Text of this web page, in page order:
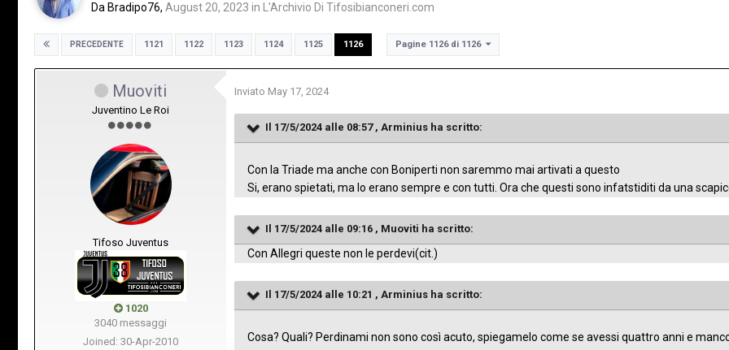
Da Bradipo76, August 20, 2023 in L'Archivio Di Tifosibianconeri.com
PRECEDENTE 1121 1122 1123 1124 1125 1126 Pagine 1126 di 1126
Muoviti
Juventino Le Roi
Tifoso Juventus
1020
3040 messaggi
Joined: 30-Apr-2010
Inviato May 17, 2024
Il 17/5/2024 alle 08:57 , Arminius ha scritto:
Con la Triade ma anche con Boniperti non saremmo mai artivati a questo
Si, erano spietati, ma lo erano sempre e con tutti. Ora che questi sono infatstiditi da una
Il 17/5/2024 alle 09:16 , Muoviti ha scritto:
Con Allegri queste non le perdevi(cit.)
Il 17/5/2024 alle 10:21 , Arminius ha scritto:
Cosa? Quali? Perdinami non sono così acuto, spiegamelo come se avessi quattro anni e